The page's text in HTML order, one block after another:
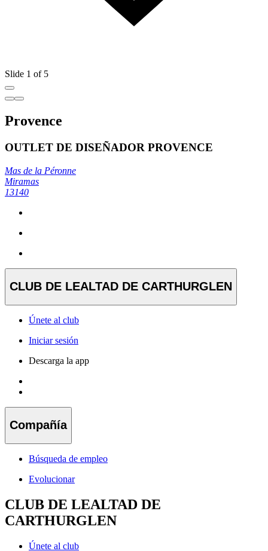
Slide 1 of 5
Provence
OUTLET DE DISEÑADOR PROVENCE
Mas de la Péronne
Miramas
13140
CLUB DE LEALTAD DE CARTHURGLEN
Únete al club
Iniciar sesión
Descarga la app
Compañía
Búsqueda de empleo
Evolucionar
CLUB DE LEALTAD DE
CARTHURGLEN
Únete al club